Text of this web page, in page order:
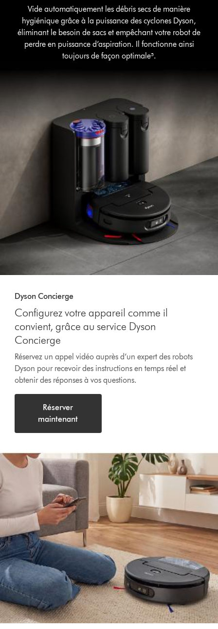
Vide automatiquement les débris secs de manière
hygiénique grâce à la puissance des cyclones Dyson,
éliminant le besoin de sacs et empêchant votre robot de
perdre en puissance d’aspiration. Il fonctionne ainsi
toujours de façon optimale⁵.
Dyson Concierge
Configurez votre appareil comme il
convient, grâce au service Dyson
Concierge
Réservez un appel vidéo auprès d’un expert des robots
Dyson pour recevoir des instructions en temps réel et
obtenir des réponses à vos questions.
Réserver
maintenant